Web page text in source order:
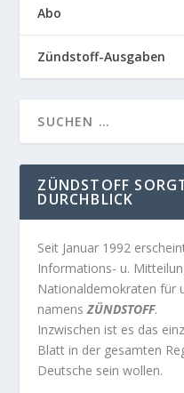
Abo
Zündstoff-Ausgaben
ZÜNDSTOFF
DURCHBLICK
Seit Januar 1992
Informations- u.
Nationaldemokraten für
namensZÜNDSTOFF.
Inzwischen ist es das
Blatt in der gesamten
Deutsche sein wollen.